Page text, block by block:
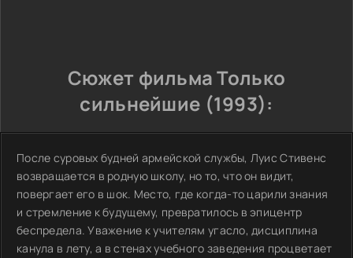
Сюжет фильма Только
сильнейшие (1993):
После суровых будней армейской службы, Луис Стивенс
возвращается в родную школу, но то, что он видит,
повергает его в шок. Место, где когда-то царили знания
и стремление к будущему, превратилось в эпицентр
беспредела. Уважение к учителям угасло, дисциплина
канула в лету, а в стенах учебного заведения процветает